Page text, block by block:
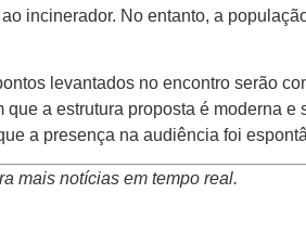
incinerador. No entanto, a
levantados no encontro serão
a estrutura proposta é moderna
a presença na audiência foi
mais notícias em tempo real.